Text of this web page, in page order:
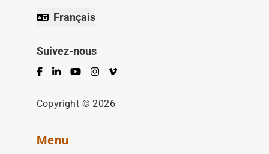
Français
Suivez-nous
Facebook
LinkedInYouTubeInstagram
Vimeo
Copyright © 2026
Menu